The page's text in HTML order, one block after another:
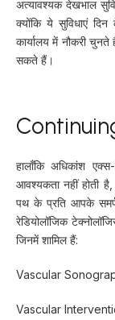
अत्यावश्यक देखभाल
क्योंकि ये सुविधाएं
कार्यालय में नौकरी चुनते
सकते हैं।
हालाँकि अधिकांश
आवश्यकता नहीं होती
पथ के प्रति आपके
रेडियोलॉजिक
जिनमें शामिल हैं:
Vascular
Vascular